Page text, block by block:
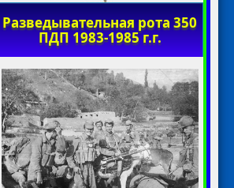
Разведывательная рота 350
ПДП 1983-1985 г.г.